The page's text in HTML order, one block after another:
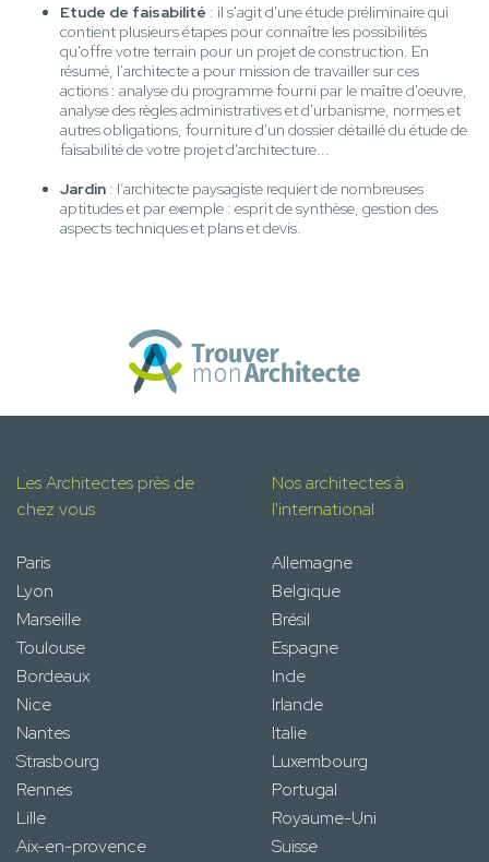
Etude de faisabilité : il s'agit d'une étude préliminaire qui
contient plusieurs étapes pour connaître les possibilités
qu'offre votre terrain pour un projet de construction. En
résumé, l'architecte a pour mission de travailler sur ces
actions : analyse du programme fourni par le maître d'oeuvre,
analyse des règles administratives et d'urbanisme, normes et
autres obligations, fourniture d'un dossier détaillé du étude de
faisabilité de votre projet d'architecture...
Jardin : l’architecte paysagiste requiert de nombreuses
aptitudes et par exemple : esprit de synthèse, gestion des
aspects techniques et plans et devis.
Les Architectes près de
chez vous
Paris
Lyon
Marseille
Toulouse
Bordeaux
Nice
Nantes
Strasbourg
Rennes
Lille
Aix-en-provence
Nos architectes à
l'international
Allemagne
Belgique
Brésil
Espagne
Inde
Irlande
Italie
Luxembourg
Portugal
Royaume-Uni
Suisse